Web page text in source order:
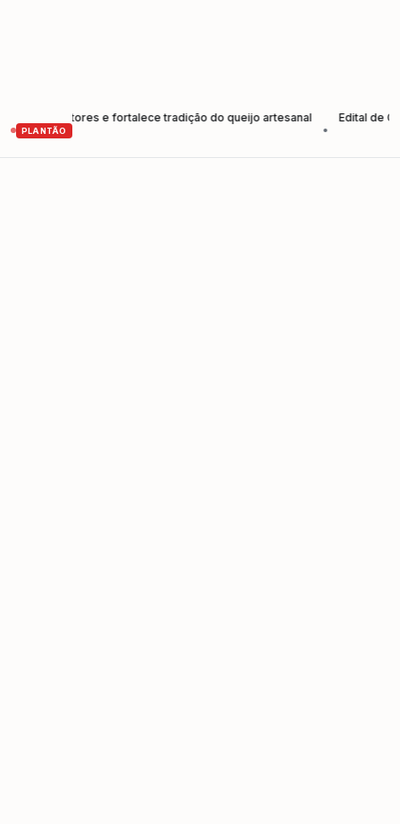
PLANTÃO
produtores e fortalece tradição do queijo artesanal
Edital de